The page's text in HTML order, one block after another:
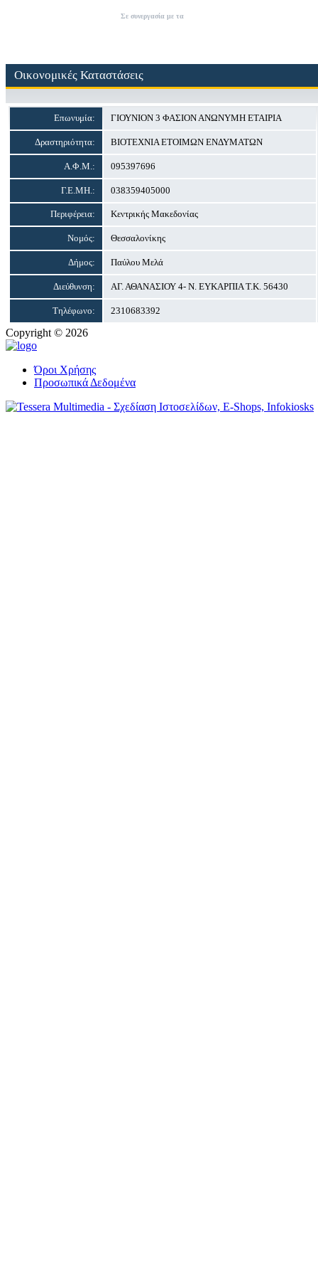
Οικονομικές Καταστάσεις
Επωνυμία: ΓΙΟΥΝΙΟΝ 3 ΦΑΣΙΟΝ ΑΝΩΝΥΜΗ ΕΤΑΙΡΙΑ
Δραστηριότητα: ΒΙΟΤΕΧΝΙΑ ΕΤΟΙΜΩΝ ΕΝΔΥΜΑΤΩΝ
Α.Φ.Μ.: 095397696
Γ.Ε.ΜΗ.: 038359405000
Περιφέρεια: Κεντρικής Μακεδονίας
Νομός: Θεσσαλονίκης
Δήμος: Παύλου Μελά
Διεύθυνση: ΑΓ. ΑΘΑΝΑΣΙΟΥ 4- Ν. ΕΥΚΑΡΠΙΑ Τ.Κ. 56430
Τηλέφωνο: 2310683392
Copyright © 2026
Σε συνεργασία με τα
Όροι Χρήσης
Προσωπικά Δεδομένα